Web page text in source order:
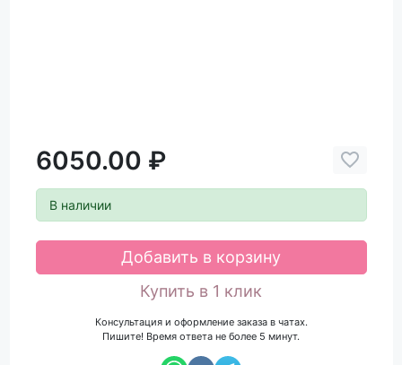
6050.00 ₽
В наличии
Добавить в корзину
Купить в 1 клик
Консультация и оформление заказа в чатах.
Пишите! Время ответа не более 5 минут.